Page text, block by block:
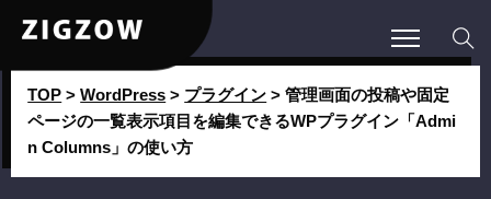
TOP >WordPress > プラグイン >管理画面の投稿や固定
ページの一覧表示項目を編集できるWPプラグイン「Admi
n Columns」の使い方